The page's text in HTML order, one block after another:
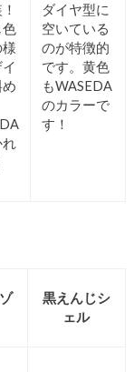
色
れ
ダイヤ型に
空いている
のが特徴的
です。黄色
もWASEDA
のカラーで
す！
黒えんじシ
ェル